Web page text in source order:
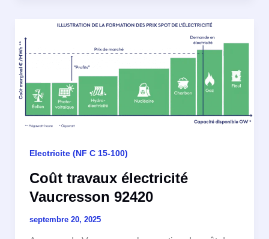
Electricite (NF C 15-100)
Coût travaux électricité
Vaucresson 92420
septembre 20, 2025